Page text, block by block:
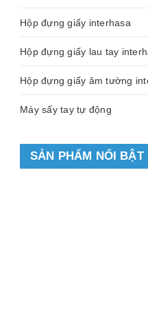
Hộp đựng giấy interhasa
Hộp đựng giấy lau tay
Hộp đựng giấy âm tường
Máy sấy tay tự động
SẢN PHẨM NỔI BẬT